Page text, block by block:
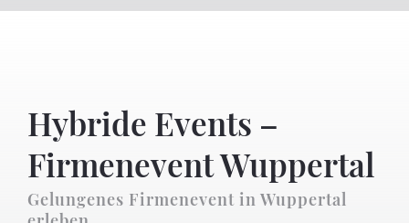
Hybride Events –
Firmenevent Wuppertal
Gelungenes Firmenevent in Wuppertal